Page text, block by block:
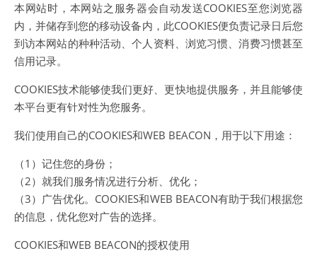
本网站时，本网站之服务器会自动发送COOKIES至您浏览器
内，并储存到您的移动设备内，此COOKIES便负责记录日后您
到访本网站的种种活动、个人资料、浏览习惯、消费习惯甚至
信用记录。
COOKIES技术能够使我们更好、更快地提供服务，并且能够使
本平台更有针对性为您服务。
我们使用自己的COOKIES和WEB BEACON，用于以下用途：
（1）记住您的身份；
（2）就我们服务情况进行分析、优化；
（3）广告优化。COOKIES和WEB BEACON有助于我们根据您
的信息，优化您对广告的选择。
COOKIES和WEB BEACON的授权使用